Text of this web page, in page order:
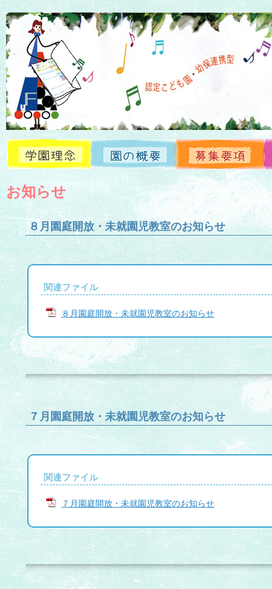
お知らせ
募集要項
お知らせ
８月園庭開放・未就園児教室のお知らせ
関連ファイル
８月園庭開放・未就園児教室のお知らせ
７月園庭開放・未就園児教室のお知らせ
関連ファイル
７月園庭開放・未就園児教室のお知らせ